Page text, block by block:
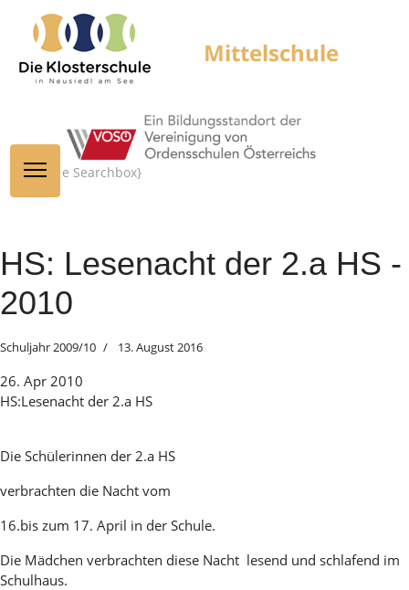
{module Searchbox}
HS: Lesenacht der 2.a HS -
2010
Schuljahr 2009/10 13. August 2016
26. Apr 2010
HS:Lesenacht der 2.a HS
Die Schülerinnen der 2.a HS
verbrachten die Nacht vom
16.bis zum 17. April in der Schule.
Die Mädchen verbrachten diese Nacht lesend und schlafend im
Schulhaus.